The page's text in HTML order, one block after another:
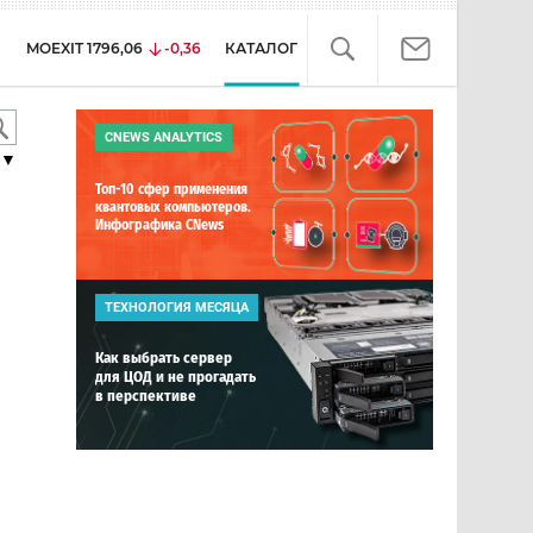
MOEXIT 1796,06 -0,36 КАТАЛОГ
▼
CNEWS ANALYTICS
Топ-10 сфер применения
квантовых компьютеров.
Инфографика CNews
ТЕХНОЛОГИЯ МЕСЯЦА
Как выбрать сервер
для ЦОД и не прогадать
в перспективе